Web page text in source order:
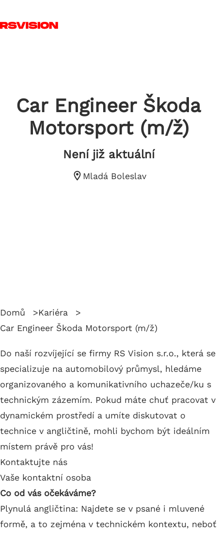
Car Engineer Škoda
Motorsport (m/ž)
Není již aktuální
Mladá Boleslav
Domů
Kariéra
Car Engineer Škoda Motorsport (m/ž)
Do naší rozvíjející se firmy RS Vision s.r.o., která se
specializuje na automobilový průmysl, hledáme
organizovaného a komunikativního uchazeče/ku s
technickým zázemím. Pokud máte chuť pracovat v
dynamickém prostředí a umíte diskutovat o
technice v angličtině, mohli bychom být ideálním
místem právě pro vás!
Kontaktujte nás
Vaše kontaktní osoba
Co od vás očekáváme?
Plynulá angličtina: Najdete se v psané i mluvené
formě, a to zejména v technickém kontextu, neboť